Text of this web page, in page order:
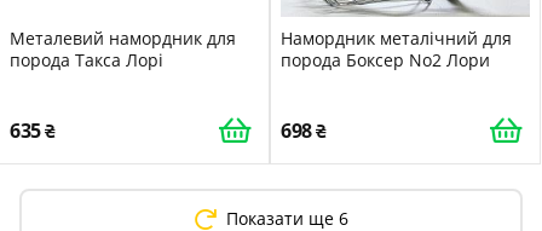
Металевий намордник для
порода Такса Лорі
635
Намордник металічний для
порода Боксер No2 Лори
698
Показати ще 6